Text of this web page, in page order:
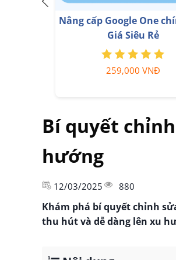
Nâng cấp Office 365 Chính
399,000 VNĐ
Bí quyết
hướng
12/03/2025 880
Khám phá bí quyết chỉnh
thu hút và dễ dàng lên xu